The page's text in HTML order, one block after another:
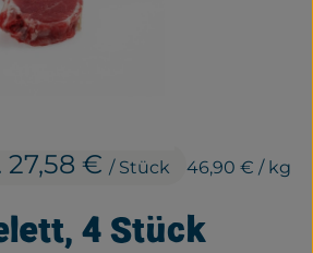
4 Stück
27,58 € / Stück 46,90 € / kg